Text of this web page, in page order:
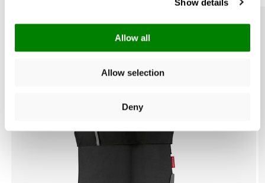
Show details
Allow all
Allow selection
Deny
Cliphouders voor het bevestigen aan de winkelwagen: Zo berg
je je trolley makkelijk op tijdens het shoppen
Optionele accessoire: carrycruiser cover: Als zicht- en
weerbescherming